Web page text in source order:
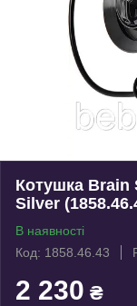
Котушка Brain
Silver
В наявності
Код: 1858.46.43
2 230 ₴